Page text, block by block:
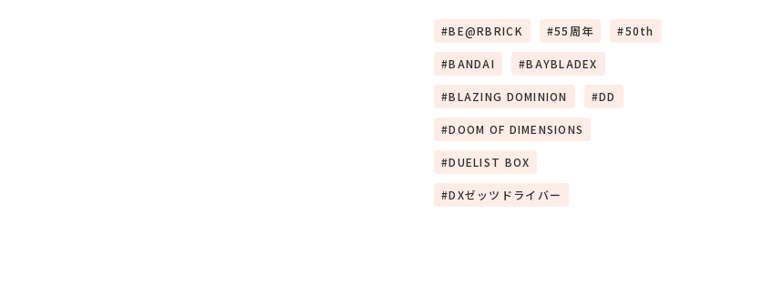
BE@RBRICK 55周年 50th
BANDAI BAYBLADEX
BLAZING DOMINION DD
DOOM OF DIMENSIONS
DUELIST BOX
DXゼッツドライバー